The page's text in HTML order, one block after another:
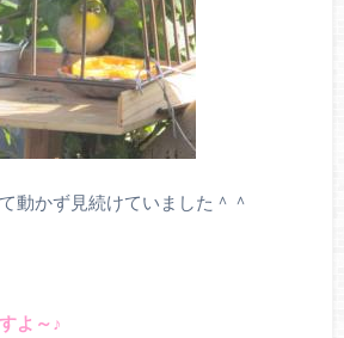
動かず見続けていました＾＾
よ～♪